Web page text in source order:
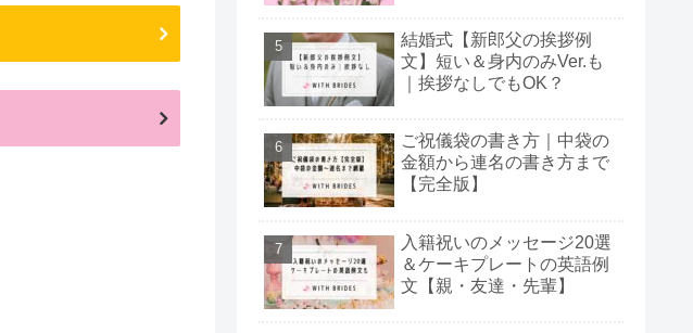
結婚式【新郎父の挨拶例
文】短い＆身内のみVer.も
｜挨拶なしでもOK？
ご祝儀袋の書き方｜中袋の
金額から連名の書き方まで
【完全版】
入籍祝いのメッセージ20選
＆ケーキプレートの英語例
文【親・友達・先輩】